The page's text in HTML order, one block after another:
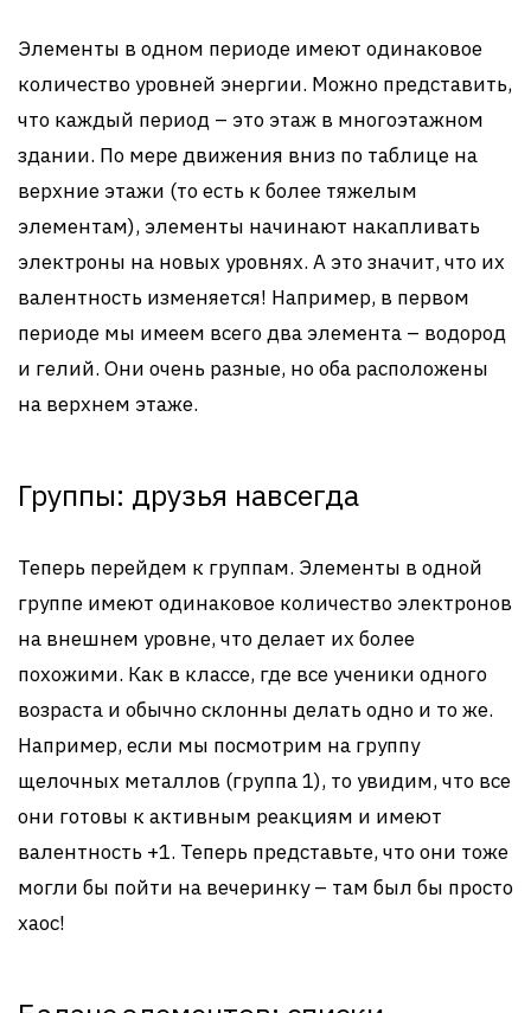
Элементы в одном периоде имеют одинаковое
количество уровней энергии. Можно представить,
что каждый период – это этаж в многоэтажном
здании. По мере движения вниз по таблице на
верхние этажи (то есть к более тяжелым
элементам), элементы начинают накапливать
электроны на новых уровнях. А это значит, что их
валентность изменяется! Например, в первом
периоде мы имеем всего два элемента – водород
и гелий. Они очень разные, но оба расположены
на верхнем этаже.
Группы: друзья навсегда
Теперь перейдем к группам. Элементы в одной
группе имеют одинаковое количество электронов
на внешнем уровне, что делает их более
похожими. Как в классе, где все ученики одного
возраста и обычно склонны делать одно и то же.
Например, если мы посмотрим на группу
щелочных металлов (группа 1), то увидим, что все
они готовы к активным реакциям и имеют
валентность +1. Теперь представьте, что они тоже
могли бы пойти на вечеринку – там был бы просто
хаос!